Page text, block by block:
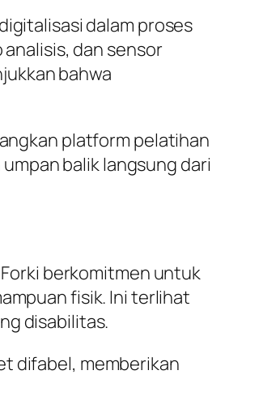
dalam proses
dan sensor
bahwa
platform pelatihan
balik langsung dari
berkomitmen untuk
fisik. Ini terlihat
disabilitas.
difabel, memberikan